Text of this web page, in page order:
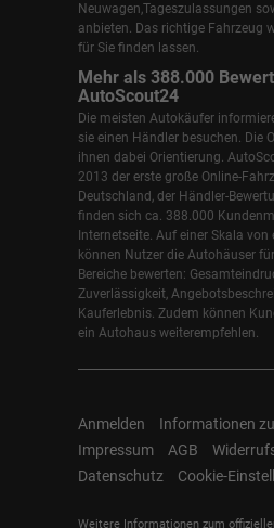
Neuwagen,Tageszulassungen
anbieten. Das richtige Fahrzeug
für Sie finden lassen.
Mehr als 388.000
AutoScout24
Die meisten Autokäufer
sie einen Händler besuchen. Die
ihnen dabei Orientierung.
2013 der erste große Online-
Deutschland, der Händler-
finden sich ca. 388.000
Internetseite. Auf einer Skala
können Nutzer die Autohäuser
Bereiche bewerten:
Zuverlässigkeit,
Kauferlebnis. Zudem können
ein Autohaus weiterempfehlen.
Anmelden
Informationen
Impressum
AGB
Datenschutz
Cookie-
Weitere Informationen zum